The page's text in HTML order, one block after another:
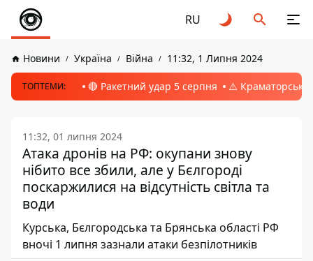
RU
Новини Україна Війна 11:32, 1 Липня 2024
ТОПТЕМИ: 🔴 Ракетний удар 5 серпня ⚠️ Краматорськ,
11:32, 01 липня 2024
Атака дронів на РФ: окупани знову
нібито все збили, але у Бєлгороді
поскаржилися на відсутність світла та
води
Курська, Бєлгородська та Брянська області РФ
вночі 1 липня зазнали атаки безпілотників